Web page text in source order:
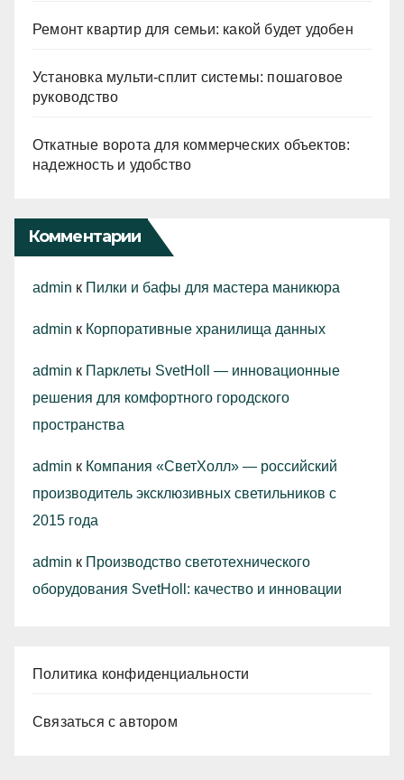
Ремонт квартир для семьи: какой будет удобен
Установка мульти-сплит системы: пошаговое
руководство
Откатные ворота для коммерческих объектов:
надежность и удобство
Комментарии
admin к Пилки и бафы для мастера маникюра
admin к Корпоративные хранилища данных
admin к Парклеты SvetHoll — инновационные
решения для комфортного городского
пространства
admin к Компания «СветХолл» — российский
производитель эксклюзивных светильников с
2015 года
admin к Производство светотехнического
оборудования SvetHoll: качество и инновации
Политика конфиденциальности
Связаться с автором